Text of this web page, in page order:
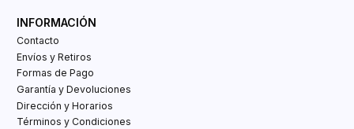
INFORMACIÓN
Contacto
Envíos y Retiros
Formas de Pago
Garantía y Devoluciones
Dirección y Horarios
Términos y Condiciones